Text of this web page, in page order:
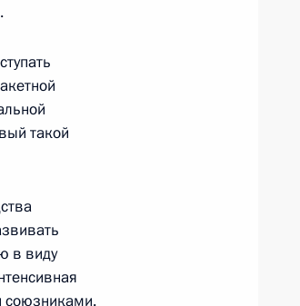
такой
в виду
союзниками.